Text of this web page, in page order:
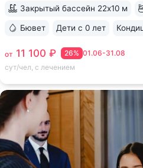
01.06-31.08
26%
от 11 100 ₽
сут/чел, с лечением
Закрытый бассейн 22х10 м
Бювет Дети с 0 лет